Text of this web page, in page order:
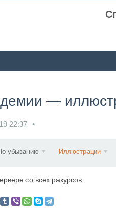
—
22:37
убыванию Иллюстрации
со всех ракурсов.